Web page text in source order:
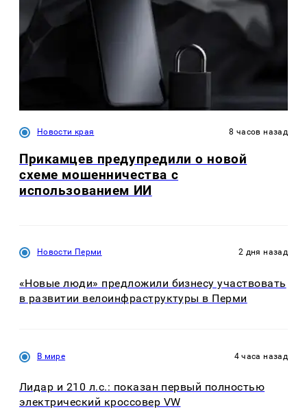
Новости края 8 часов назад
Прикамцев предупредили о новой
схеме мошенничества с
использованием ИИ
Новости Перми 2 дня назад
«Новые люди» предложили бизнесу участвовать
в развитии велоинфраструктуры в Перми
В мире 4 часа назад
Лидар и 210 л.с.: показан первый полностью
электрический кроссовер VW